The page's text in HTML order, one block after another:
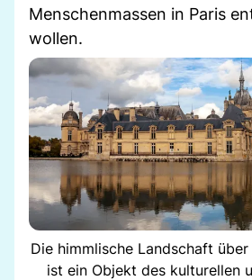
Menschenmassen in Paris
wollen.
Die himmlische Landschaft
ist ein Objekt des kulturellen